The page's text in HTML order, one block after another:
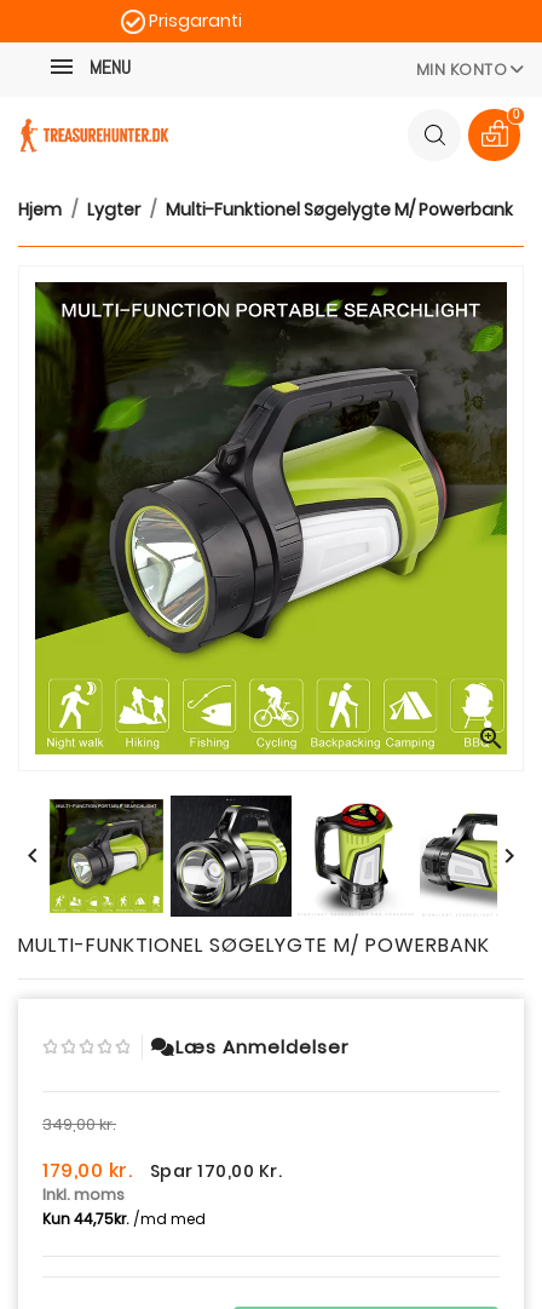
Prisgaranti
MENU MIN KONTO
0
Hjem Lygter Multi-Funktionel Søgelygte M/ Powerbank

 
MULTI-FUNKTIONEL SØGELYGTE M/ POWERBANK
Læs Anmeldelser
349,00 kr.
179,00 kr. Spar 170,00 Kr.
Inkl. moms